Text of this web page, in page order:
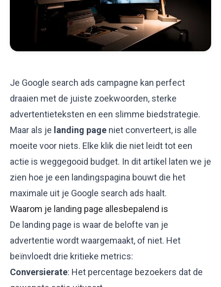
Je Google search ads campagne kan perfect
draaien met de juiste zoekwoorden, sterke
advertentieteksten en een slimme biedstrategie.
Maar als je landing page niet converteert, is alle
moeite voor niets. Elke klik die niet leidt tot een
actie is weggegooid budget. In dit artikel laten we je
zien hoe je een landingspagina bouwt die het
maximale uit je Google search ads haalt.
Waarom je landing page allesbepalend is
De landing page is waar de belofte van je
advertentie wordt waargemaakt, of niet. Het
beïnvloedt drie kritieke metrics:
Conversierate: Het percentage bezoekers dat de